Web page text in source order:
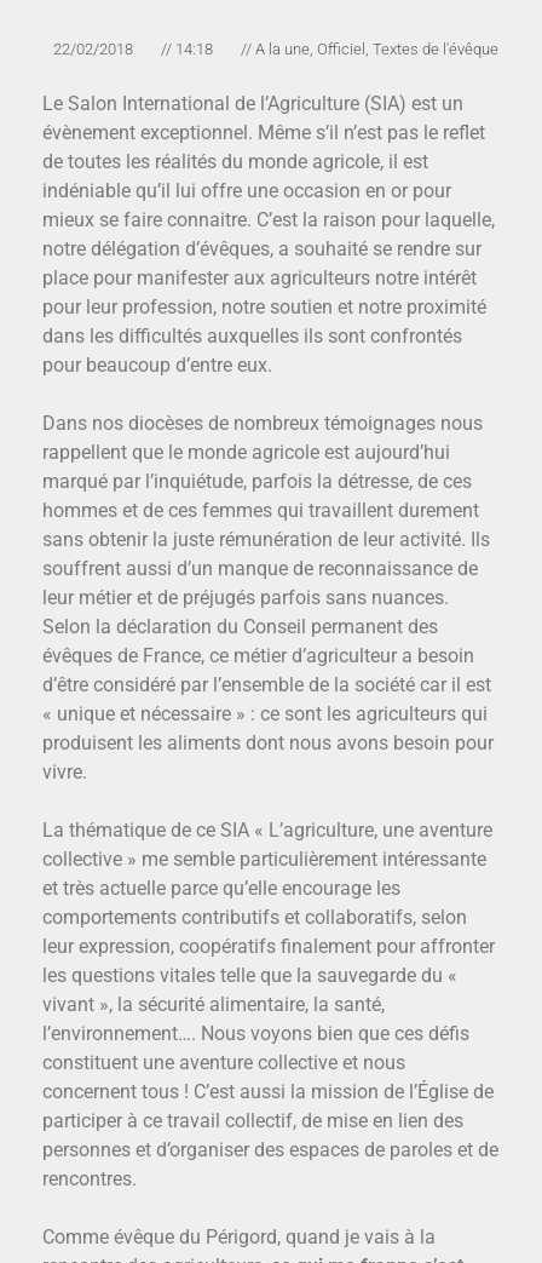
22/02/2018 // 14:18 // A la une, Officiel , Textes de l'évêque
Le Salon International de l’Agriculture (SIA) est un
évènement exceptionnel. Même s’il n’est pas le reflet
de toutes les réalités du monde agricole, il est
indéniable qu’il lui offre une occasion en or pour
mieux se faire connaitre. C’est la raison pour laquelle,
notre délégation d’évêques, a souhaité se rendre sur
place pour manifester aux agriculteurs notre intérêt
pour leur profession, notre soutien et notre proximité
dans les difficultés auxquelles ils sont confrontés
pour beaucoup d’entre eux.
Dans nos diocèses de nombreux témoignages nous
rappellent que le monde agricole est aujourd’hui
marqué par l’inquiétude, parfois la détresse, de ces
hommes et de ces femmes qui travaillent durement
sans obtenir la juste rémunération de leur activité. Ils
souffrent aussi d’un manque de reconnaissance de
leur métier et de préjugés parfois sans nuances.
Selon la déclaration du Conseil permanent des
évêques de France, ce métier d’agriculteur a besoin
d’être considéré par l’ensemble de la société car il est
« unique et nécessaire » : ce sont les agriculteurs qui
produisent les aliments dont nous avons besoin pour
vivre.
La thématique de ce SIA « L’agriculture, une aventure
collective » me semble particulièrement intéressante
et très actuelle parce qu’elle encourage les
comportements contributifs et collaboratifs, selon
leur expression, coopératifs finalement pour affronter
les questions vitales telle que la sauvegarde du «
vivant », la sécurité alimentaire, la santé,
l’environnement…. Nous voyons bien que ces défis
constituent une aventure collective et nous
concernent tous ! C’est aussi la mission de l’Église de
participer à ce travail collectif, de mise en lien des
personnes et d’organiser des espaces de paroles et de
rencontres.
Comme évêque du Périgord, quand je vais à la